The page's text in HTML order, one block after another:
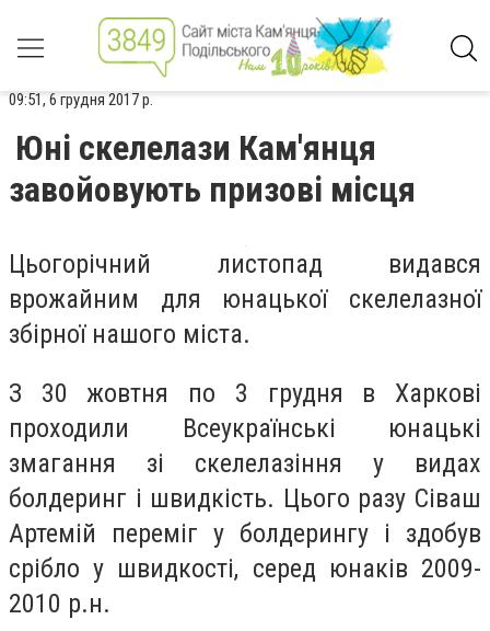
09:51, 6 грудня 2017 р.
Юні скелелази Кам'янця
завойовують призові місця
Цьогорічний листопад видався
врожайним для юнацької скелелазної
збірної нашого міста.
З 30 жовтня по 3 грудня в Харкові
проходили Всеукраїнські юнацькі
змагання зі скелелазіння у видах
болдеринг і швидкість. Цього разу Сіваш
Артемій переміг у болдерингу і здобув
срібло у швидкості, серед юнаків 2009-
2010 р.н.